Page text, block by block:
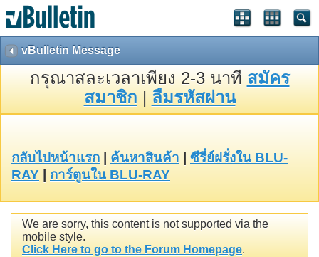
vBulletin Message
กรุณาสละเวลาเพียง 2-3 นาที สมัคร
สมาชิก | ลืมรหัสผ่าน
กลับไปหน้าแรก ค้นหาสินค้า
ซีรี่ย์ฝรั่งใน BLU-
RAY
การ์ตูนใน BLU-RAY
We are sorry, this content is not supported via the
mobile style.
Click Here to go to the Forum Homepage.